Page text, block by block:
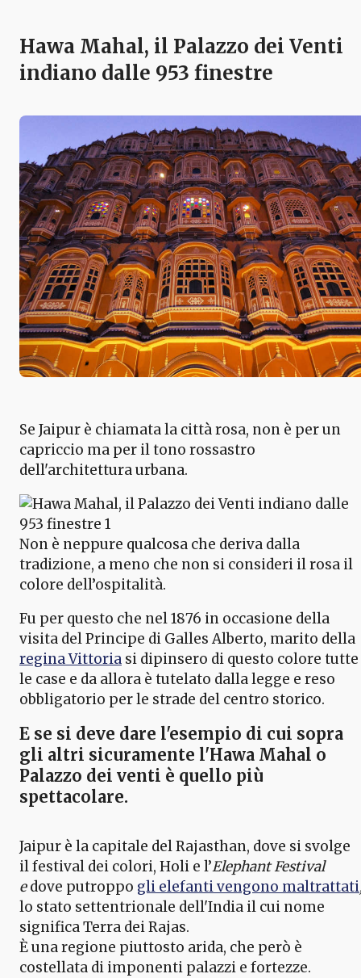
Hawa Mahal, il Palazzo dei Venti
indiano dalle 953 finestre
Se Jaipur è chiamata la città rosa, non è per un
capriccio ma per il tono rossastro
dell'architettura urbana.
Non è neppure qualcosa che deriva dalla
tradizione, a meno che non si consideri il rosa il
colore dell’ospitalità.
Fu per questo che nel 1876 in occasione della
visita del Principe di Galles Alberto, marito della
regina Vittoria si dipinsero di questo colore tutte
le case e da allora è tutelato dalla legge e reso
obbligatorio per le strade del centro storico.
E se si deve dare l'esempio di cui sopra
gli altri sicuramente l'Hawa Mahal o
Palazzo dei venti è quello più
spettacolare.
Jaipur è la capitale del Rajasthan, dove si svolge
il festival dei colori, Holi e l’Elephant Festival
edove putroppo gli elefanti vengono maltrattati
lo stato settentrionale dell'India il cui nome
significa Terra dei Rajas.
È una regione piuttosto arida, che però è
costellata di imponenti palazzi e fortezze.